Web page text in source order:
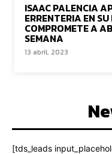
ISAAC PALENCIA
ERRENTERIA EN
COMPROMETE A
SEMANA
13 abril, 2023
[tds_leads